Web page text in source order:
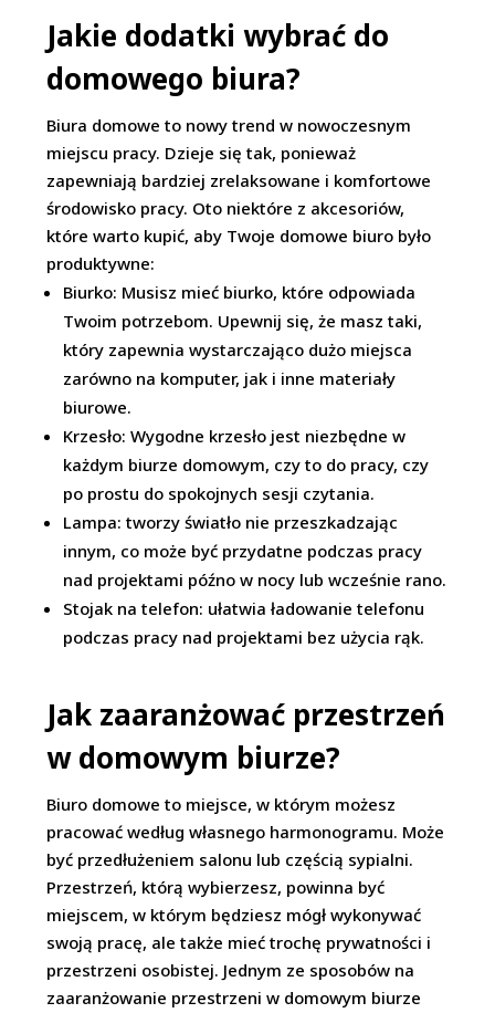
Jakie dodatki wybrać do
domowego biura?
Biura domowe to nowy trend w nowoczesnym
miejscu pracy. Dzieje się tak, ponieważ
zapewniają bardziej zrelaksowane i komfortowe
środowisko pracy. Oto niektóre z akcesoriów,
które warto kupić, aby Twoje domowe biuro było
produktywne:
Biurko: Musisz mieć biurko, które odpowiada
Twoim potrzebom. Upewnij się, że masz taki,
który zapewnia wystarczająco dużo miejsca
zarówno na komputer, jak i inne materiały
biurowe.
Krzesło: Wygodne krzesło jest niezbędne w
każdym biurze domowym, czy to do pracy, czy
po prostu do spokojnych sesji czytania.
Lampa: tworzy światło nie przeszkadzając
innym, co może być przydatne podczas pracy
nad projektami późno w nocy lub wcześnie rano.
Stojak na telefon: ułatwia ładowanie telefonu
podczas pracy nad projektami bez użycia rąk.
Jak zaaranżować przestrzeń
w domowym biurze?
Biuro domowe to miejsce, w którym możesz
pracować według własnego harmonogramu. Może
być przedłużeniem salonu lub częścią sypialni.
Przestrzeń, którą wybierzesz, powinna być
miejscem, w którym będziesz mógł wykonywać
swoją pracę, ale także mieć trochę prywatności i
przestrzeni osobistej. Jednym ze sposobów na
zaaranżowanie przestrzeni w domowym biurze